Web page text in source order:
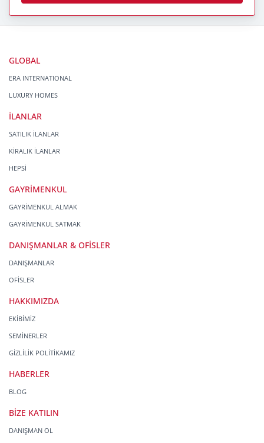
KİŞİSEL VERİLERİN
KVKK’ya uyumluluğun sağlanması için Era
Danışmanlık Hizmetleri A.Ş. tarafından kişisel
veriler mevzuatta öngörülen genel ilke ve
kapsamda, Era Gayrimenkul Franchising Pazarlama
ve Danışmanlık Hizmetleri A.Ş.; KVKK ile ilgili
kişisel verilerin işlenmesinde aşağıda sıralanan
1. Hukuka ve Dürüstlük Kuralına Uygun Kişisel
Veri İşleme Faaliyetlerinde Bulunma
Era Gayrimenkul Franchising Pazarlama ve
işlenmesi faaliyetleri kapsamında hukuka ve
dürüstlük kurallarına uygun hareket etmekle
dışında kullanmayacaktır.
2. Kişisel Verilerin Doğru ve Gerektiğinde Güncel
Olmasını Sağlama
Era Gayrimenkul Franchising Pazarlama ve
sahiplerinin temel haklarını ve kendi meşru
doğrultuda gerekli tedbirleri almak için gerekli
sistemleri kurmakla yükümlüdür.
GLOBAL
ERA INTERNATIONAL
LUXURY HOMES
İLANLAR
SATILIK İLANLAR
KİRALIK İLANLAR
HEPSİ
GAYRİMENKUL
GAYRİMENKUL ALMAK
GAYRİMENKUL SATMAK
DANIŞMANLAR & OFİSLER
DANIŞMANLAR
OFİSLER
HAKKIMIZDA
EKİBİMİZ
SEMİNERLER
GİZLİLİK POLİTİKAMIZ
HABERLER
BLOG
BİZE KATILIN
DANIŞMAN OL